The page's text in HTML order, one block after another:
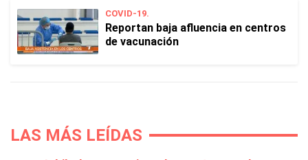
COVID-19.
Reportan baja afluencia en centros
de vacunación
LAS MÁS LEÍDAS